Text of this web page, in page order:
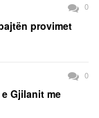
0
provimet
0
Gjilanit me